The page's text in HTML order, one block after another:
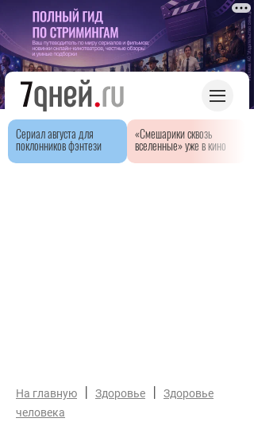
Сериал августа для
поклонников фэнтези
«Смешарики сквозь
вселенные» уже в кино
На главную | Здоровье |
Здоровье
человека